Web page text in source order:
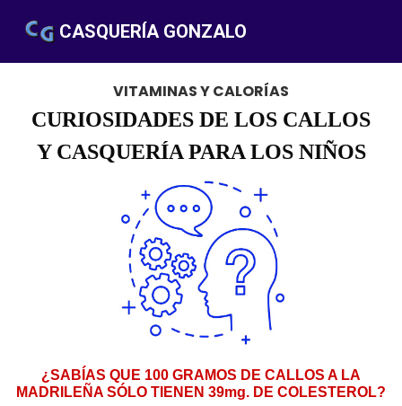
CASQUERÍA GONZALO
VITAMINAS Y CALORÍAS
CURIOSIDADES DE LOS CALLOS
Y CASQUERÍA PARA LOS NIÑOS
¿SABÍAS QUE 100 GRAMOS DE CALLOS A LA
MADRILEÑA SÓLO TIENEN 39mg. DE COLESTEROL?